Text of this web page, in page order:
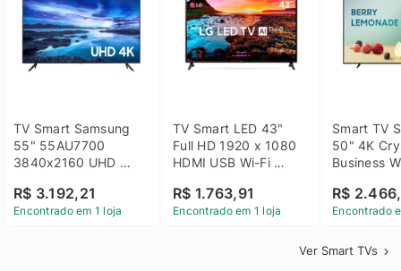
TV Smart Samsung
55" 55AU7700
3840x2160 UHD
Bluetooth
R$ 3.192,21
Encontrado em 1 loja
TV Smart LED 43"
Full HD 1920 x 1080
HDMI USB Wi-Fi
43LM631C0SB LG
R$ 1.763,91
Encontrado em 1 loja
Smart TV
50" 4K
Business
R$
Encontrado
Ver Smart TVs